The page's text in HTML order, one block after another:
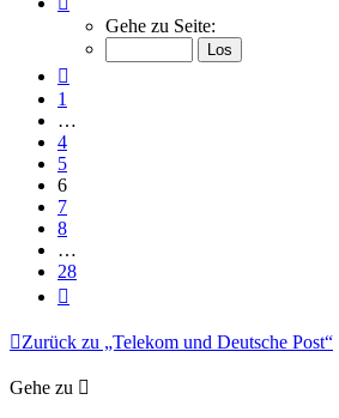
von
Gehe zu Seite:
1
…
4
5
6
7
8
…
28
Zurück zu „Telekom und Deutsche Post“
Gehe zu